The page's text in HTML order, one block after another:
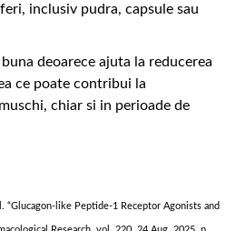
inclusiv pudra, capsule sau
deoarece ajuta la reducerea
ce poate contribui la
chiar si in perioade de
“Glucagon-like Peptide-1 Receptor Agonists and